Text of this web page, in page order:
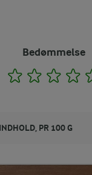
Bedømmelse
1 2 3 4
PR 100 G